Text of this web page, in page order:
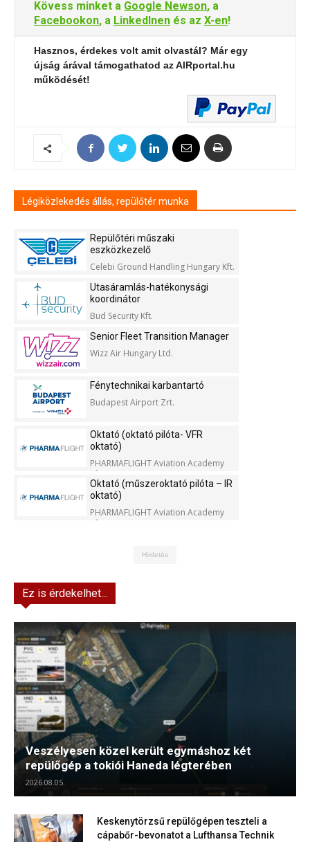
Kövess minket a Google Newson, a
Facebookon, a LinkedInen és az X-en!
Hasznos, érdekes volt amit olvastál? Már egy
újság árával támogathatod az AIRportal.hu
működését!
Légiközlekedés állás, repülőtér munka
Repülőtéri műszaki
eszközkezelő
Celebi Ground Handling Hungary Kft.
Utasáramlás-hatékonysági
koordinátor
Bud Security Kft.
Senior Fleet Transition Manager
Wizz Air Hungary Ltd.
Fénytechnikai karbantartó
Budapest Airport Zrt.
Oktató (oktató pilóta- VFR
oktató)
PHARMAFLIGHT Aviation Academy
Kft.
Oktató (műszeroktató pilóta – IR
oktató)
PHARMAFLIGHT Aviation Academy
Kft.
Hirdetés
Ez is érdekelhet...
Veszélyesen közel került egymáshoz két
repülőgép a tokiói Haneda légterében
2026.08.05.
Keskenytörzsű repülőgépen teszteli a
cápabőr-bevonatot a Lufthansa Technik